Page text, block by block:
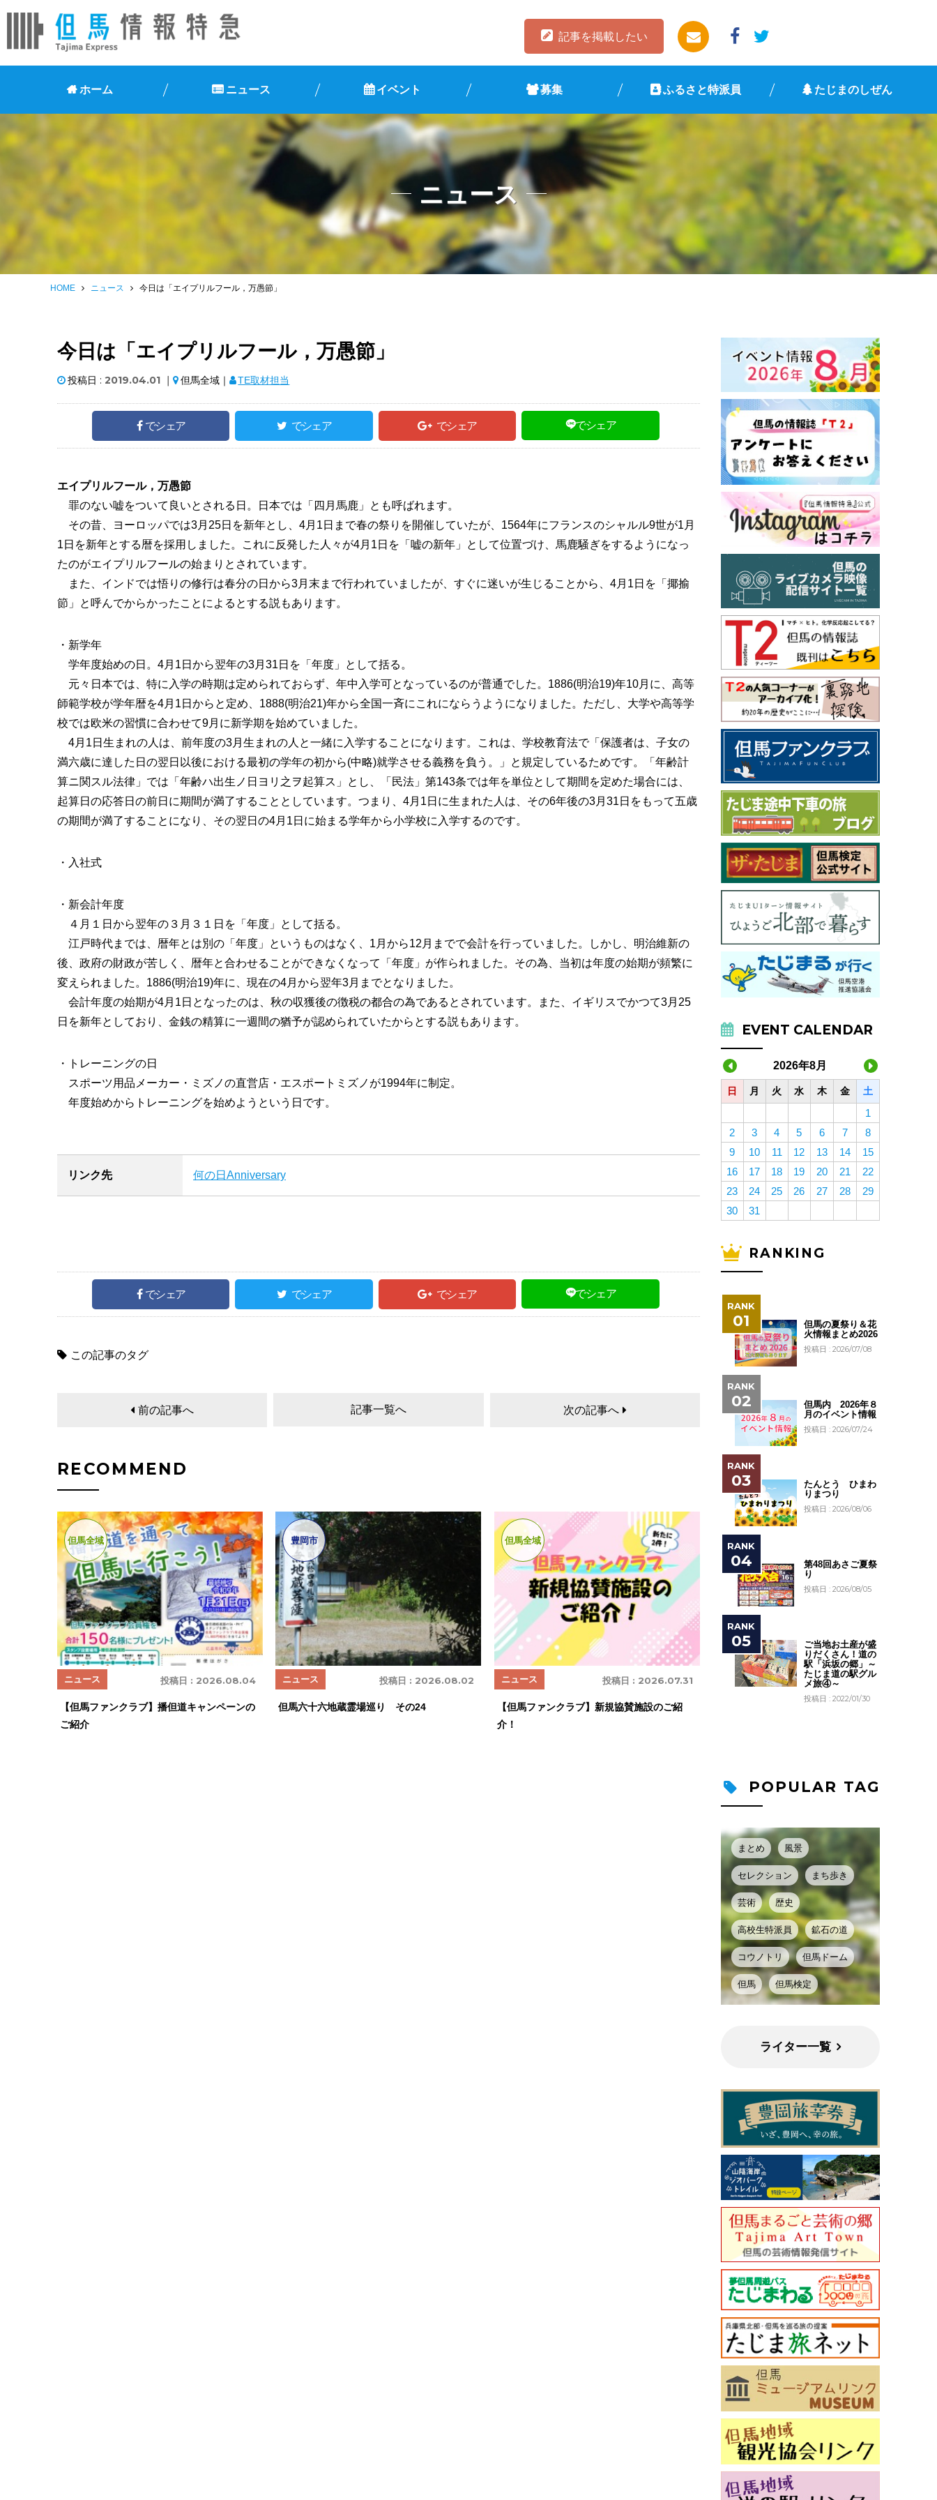
記事を掲載したい
ホーム ニュース イベント 募集 ふるさと特派員 たじまのしぜん
ニュース
HOME ニュース 今日は「エイプリルフール，万愚節」
今日は「エイプリルフール，万愚節」
投稿日 : 2019.04.01｜ 但馬全域｜ TE取材担当
でシェア でシェア でシェア でシェア
エイプリルフール，万愚節
罪のない嘘をついて良いとされる日。日本では「四月馬鹿」とも呼ばれます。
その昔、ヨーロッパでは3月25日を新年とし、4月1日まで春の祭りを開催していたが、1564年にフランスのシャルル9世が1月
1日を新年とする暦を採用しました。これに反発した人々が4月1日を「嘘の新年」として位置づけ、馬鹿騒ぎをするようになっ
たのがエイプリルフールの始まりとされています。
また、インドでは悟りの修行は春分の日から3月末まで行われていましたが、すぐに迷いが生じることから、4月1日を「揶揄
節」と呼んでからかったことによるとする説もあります。
・新学年
学年度始めの日。4月1日から翌年の3月31日を「年度」として括る。
元々日本では、特に入学の時期は定められておらず、年中入学可となっているのが普通でした。1886(明治19)年10月に、高等
師範学校が学年暦を4月1日からと定め、1888(明治21)年から全国一斉にこれにならうようになりました。ただし、大学や高等学
校では欧米の習慣に合わせて9月に新学期を始めていました。
4月1日生まれの人は、前年度の3月生まれの人と一緒に入学することになります。これは、学校教育法で「保護者は、子女の
満六歳に達した日の翌日以後における最初の学年の初から(中略)就学させる義務を負う。」と規定しているためです。「年齢計
算ニ関スル法律」では「年齢ハ出生ノ日ヨリ之ヲ起算ス」とし、「民法」第143条では年を単位として期間を定めた場合には、
起算日の応答日の前日に期間が満了することとしています。つまり、4月1日に生まれた人は、その6年後の3月31日をもって五歳
の期間が満了することになり、その翌日の4月1日に始まる学年から小学校に入学するのです。
・入社式
・新会計年度
４月１日から翌年の３月３１日を「年度」として括る。
江戸時代までは、暦年とは別の「年度」というものはなく、1月から12月までで会計を行っていました。しかし、明治維新の
後、政府の財政が苦しく、暦年と合わせることができなくなって「年度」が作られました。その為、当初は年度の始期が頻繁に
変えられました。1886(明治19)年に、現在の4月から翌年3月までとなりました。
会計年度の始期が4月1日となったのは、秋の収獲後の徴税の都合の為であるとされています。また、イギリスでかつて3月25
日を新年としており、金銭の精算に一週間の猶予が認められていたからとする説もあります。
・トレーニングの日
スポーツ用品メーカー・ミズノの直営店・エスポートミズノが1994年に制定。
年度始めからトレーニングを始めようという日です。
リンク先 何の日Anniversary
でシェア でシェア でシェア でシェア
この記事のタグ
前の記事へ 記事一覧へ 次の記事へ
RECOMMEND
但馬全域
投稿日 : 2026.08.04
ニュース
【但馬ファンクラブ】播但道キャンペーンの
ご紹介
豊岡市
投稿日 : 2026.08.02
ニュース
但馬六十六地蔵霊場巡り その24
但馬全域
投稿日 : 2026.07.31
ニュース
【但馬ファンクラブ】新規協賛施設のご紹
介！
EVENT CALENDAR
2026年8月
日 月 火 水 木 金 土
1
2
3 4 5 6 7
8
9
10 11 12 13 14
15
16
17 18 19 20 21
22
23
24 25 26 27 28
29
30
31
RANKING
但馬の夏祭り＆花
火情報まとめ2026
投稿日 : 2026/07/08
但馬内 2026年８
月のイベント情報
投稿日 : 2026/07/24
たんとう ひまわ
りまつり
投稿日 : 2026/08/06
第48回あさご夏祭
り
投稿日 : 2026/08/05
ご当地お土産が盛
りだくさん！道の
駅「浜坂の郷」～
たじま道の駅グル
メ旅④～
投稿日 : 2022/01/30
POPULAR TAG
まとめ 風景
セレクション まち歩き
芸術 歴史
高校生特派員 鉱石の道
コウノトリ 但馬ドーム
但馬 但馬検定
ライター一覧